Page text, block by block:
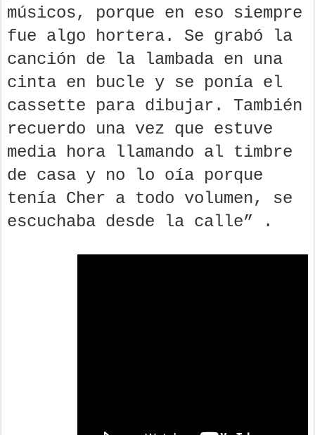
músicos, porque en eso siempre
fue algo hortera. Se grabó la
canción de la lambada en una
cinta en bucle y se ponía el
cassette para dibujar. También
recuerdo una vez que estuve
media hora llamando al timbre
de casa y no lo oía porque
tenía Cher a todo volumen, se
escuchaba desde la calle” .